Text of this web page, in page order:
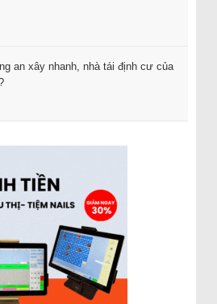
an xây nhanh, nhà tái định cư của